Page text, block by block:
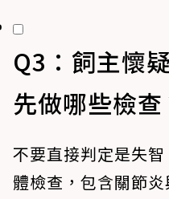
Q3：飼主懷
先做哪些檢查
不要直接判定是失
體檢查，包含關節